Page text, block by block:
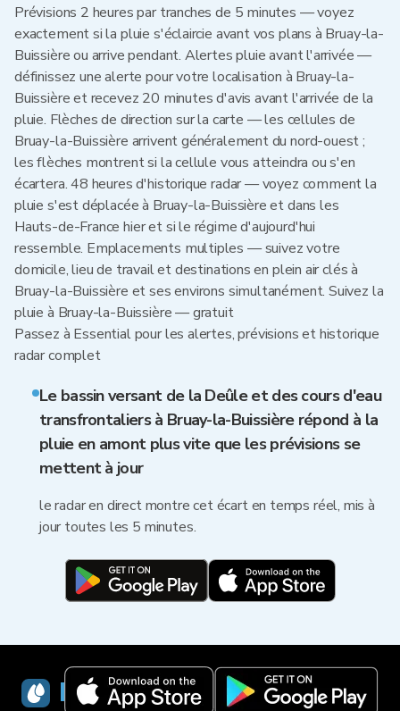
Prévisions 2 heures par tranches de 5 minutes — voyez
exactement si la pluie s'éclaircie avant vos plans à Bruay-la-
Buissière ou arrive pendant. Alertes pluie avant l'arrivée —
définissez une alerte pour votre localisation à Bruay-la-
Buissière et recevez 20 minutes d'avis avant l'arrivée de la
pluie. Flèches de direction sur la carte — les cellules de
Bruay-la-Buissière arrivent généralement du nord-ouest ;
les flèches montrent si la cellule vous atteindra ou s'en
écartera. 48 heures d'historique radar — voyez comment la
pluie s'est déplacée à Bruay-la-Buissière et dans les
Hauts-de-France hier et si le régime d'aujourd'hui
ressemble. Emplacements multiples — suivez votre
domicile, lieu de travail et destinations en plein air clés à
Bruay-la-Buissière et ses environs simultanément. Suivez la
pluie à Bruay-la-Buissière — gratuit
Passez à Essential pour les alertes, prévisions et historique
radar complet
Le bassin versant de la Deûle et des cours d'eau
transfrontaliers à Bruay-la-Buissière répond à la
pluie en amont plus vite que les prévisions se
mettent à jour
le radar en direct montre cet écart en temps réel, mis à
jour toutes les 5 minutes.
RainViewer